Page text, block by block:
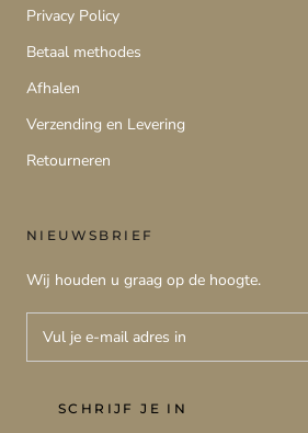
Privacy Policy
Betaal methodes
Afhalen
Verzending en Levering
Retourneren
NIEUWSBRIEF
Wij houden u graag op de hoogte.
SCHRIJF JE IN